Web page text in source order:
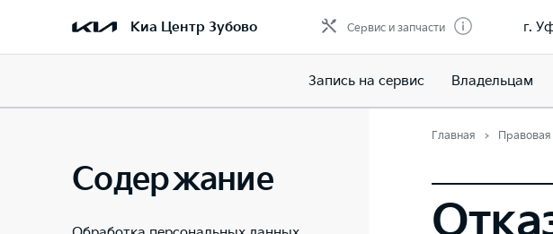
Киа Центр Зубово Сервис и запчасти г.
Запись на сервис Владельцам
Содержание
Главная